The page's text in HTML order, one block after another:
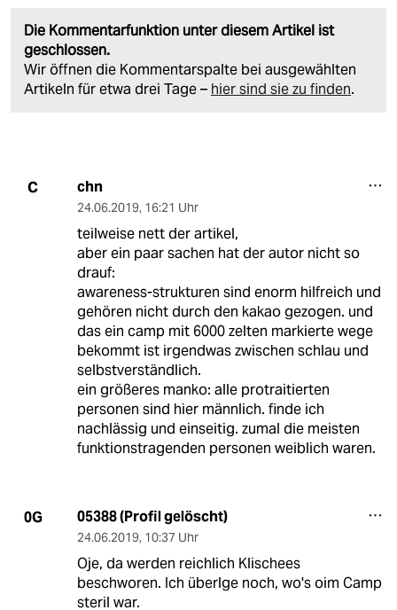
Die Kommentarfunktion unter diesem Artikel ist
geschlossen.
Wir öffnen die Kommentarspalte bei ausgewählten
Artikeln für etwa drei Tage – hier sind sie zu finden.
C chn
24.06.2019, 16:21 Uhr
teilweise nett der artikel,
aber ein paar sachen hat der autor nicht so
drauf:
awareness-strukturen sind enorm hilfreich und
gehören nicht durch den kakao gezogen. und
das ein camp mit 6000 zelten markierte wege
bekommt ist irgendwas zwischen schlau und
selbstverständlich.
ein größeres manko: alle protraitierten
personen sind hier männlich. finde ich
nachlässig und einseitig. zumal die meisten
funktionstragenden personen weiblich waren.
0G 05388 (Profil gelöscht)
24.06.2019, 10:37 Uhr
Oje, da werden reichlich Klischees
beschworen. Ich überlge noch, wo's oim Camp
steril war.